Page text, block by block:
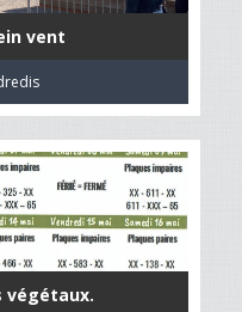
vent
végétaux.